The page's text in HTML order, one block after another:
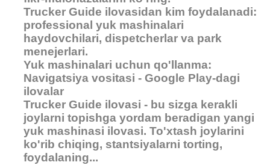
Trucker Guide ilovasidan kim foydalanadi:
professional yuk mashinalari
haydovchilari, dispetcherlar va park
menejerlari.
Yuk mashinalari uchun qo'llanma:
Navigatsiya vositasi - Google Play-dagi
ilovalar
Trucker Guide ilovasi - bu sizga kerakli
joylarni topishga yordam beradigan yangi
yuk mashinasi ilovasi. To'xtash joylarini
ko'rib chiqing, stantsiyalarni torting,
foydalaning...